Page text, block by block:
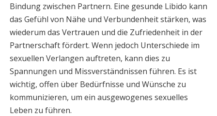
Bindung zwischen Partnern. Eine gesunde Libido kann
das Gefühl von Nähe und Verbundenheit stärken, was
wiederum das Vertrauen und die Zufriedenheit in der
Partnerschaft fördert. Wenn jedoch Unterschiede im
sexuellen Verlangen auftreten, kann dies zu
Spannungen und Missverständnissen führen. Es ist
wichtig, offen über Bedürfnisse und Wünsche zu
kommunizieren, um ein ausgewogenes sexuelles
Leben zu führen.